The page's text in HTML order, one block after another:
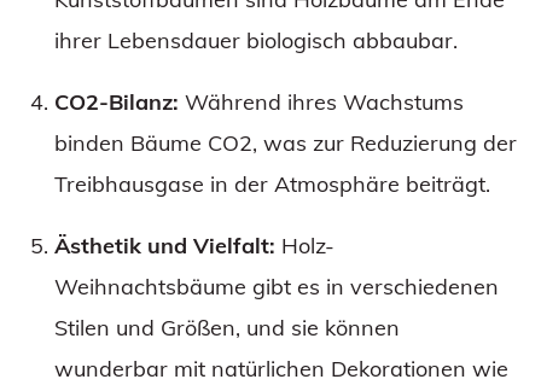
ihrer Lebensdauer biologisch abbaubar.
CO2-Bilanz: Während ihres Wachstums
binden Bäume CO2, was zur Reduzierung der
Treibhausgase in der Atmosphäre beiträgt.
Ästhetik und Vielfalt: Holz-
Weihnachtsbäume gibt es in verschiedenen
Stilen und Größen, und sie können
wunderbar mit natürlichen Dekorationen wie